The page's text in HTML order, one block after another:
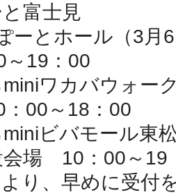
富士見
とホール（3月6
～19：00
ワカバウォー
：00～18：00
ビバモール東
場 10：00～19
り、早めに受付